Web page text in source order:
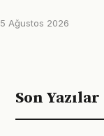
5 Ağustos 2026
Son Yazılar